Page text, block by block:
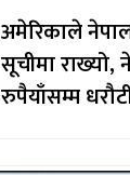
अमेरिकाले
सूचीमा
रुपैयाँसम्म